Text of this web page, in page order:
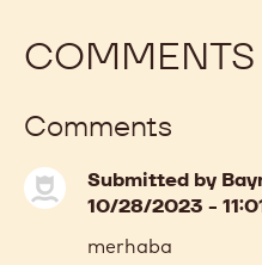
COMMENTS
Comments
Submitted by
10/28/2023 -
merhaba